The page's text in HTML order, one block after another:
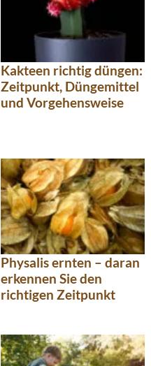
Kakteen richtig düngen:
Zeitpunkt, Düngemittel
und Vorgehensweise
Physalis ernten – daran
erkennen Sie den
richtigen Zeitpunkt